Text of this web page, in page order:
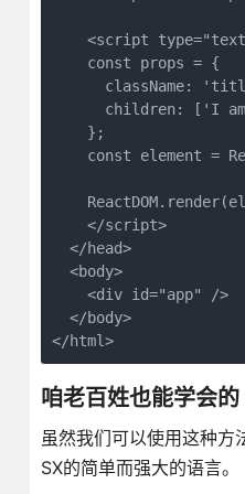
<script
    const props = {
className:
children: ['I
    };
const element =
    </script>
  </head>
  <body>
    <div id="app" />
  </body>
</html>
咱老百姓也能学会
虽然我们可以使用这种
SX的简单而强大的语言。